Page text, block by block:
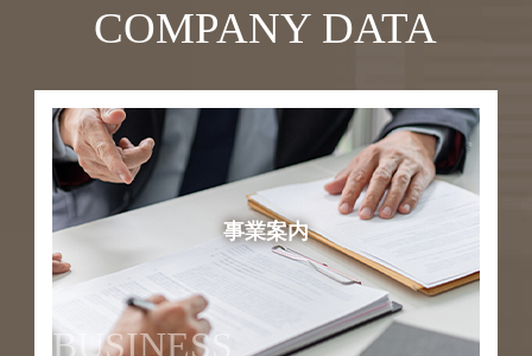
COMPANY DATA
事業案内
BUSINESS